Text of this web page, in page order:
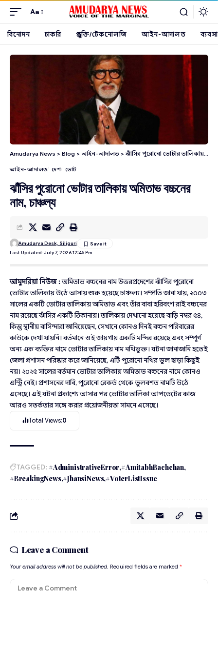
Aa
বিনোদন চাকরি প্রযুক্তি/টেকনোলজি আইন-আদালত ব্যবসা
Amudarya News > Blog > আইন-আদালত >ঝাঁসির পুরোনো ভোটার তালিকায় অমিতাভ বচ্চনের নাম, চাঞ্চল্য
আইন-আদালত দেশ ভোট
ঝাঁসির পুরোনো ভোটার তালিকায় অমিতাভ বচ্চনের
নাম, চাঞ্চল্য
Last Updated: July 7, 2026 12:45 Pm
Amudarya Desk, Siliguri
আমুদরিয়া নিউজ :অমিতাভ বচ্চনের নাম উত্তরপ্রদেশের ঝাঁসির পুরোনো
ভোটার তালিকায় উঠে আসায় শুরু হয়েছে চাঞ্চল্য। সম্প্রতি জানা যায়, ২০০৩
সালের একটি ভোটার তালিকায় অমিতাভ এবং তাঁর বাবা হরিবংশ রাই বচ্চনের
নাম রয়েছে ঝাঁসির একটি ঠিকানায়। তালিকায় দেখানো হয়েছে বাড়ি নম্বর ৫৪,
কিন্তু স্থানীয় বাসিন্দারা জানিয়েছেন, সেখানে কোনও দিনই বচ্চন পরিবারের
কাউকে দেখা যায়নি। বর্তমানে ওই জায়গায় একটি মন্দির রয়েছে এবং সম্পূর্ণ
অন্য এক ব্যক্তির নামে ভোটার তালিকায় নাম নথিভুক্ত। ঘটনা জানাজানি হতেই
জেলা প্রশাসন পরিষ্কার করে জানিয়েছে, এটি পুরোনো নথির ভুল ছাড়া কিছুই
নয়। ২০২৫ সালের বর্তমান ভোটার তালিকায় অমিতাভ বচ্চনের নামে কোনও
এন্ট্রি নেই। প্রশাসনের দাবি, পুরোনো রেকর্ড থেকে ভুলবশত নামটি উঠে
এসেছে। এই ঘটনা প্রকাশ্যে আসার পর ভোটার তালিকা আপডেটের কাজ
আরও সতর্কতার সঙ্গে করার প্রয়োজনীয়তা সামনে এসেছে।
Total Views:0
TAGGED: #AdministrativeError #AmitabhBachchan
#BreakingNews #JhansiNews #VoterListIssue
Leave a Comment
Your email address will not be published. Required fields are marked *